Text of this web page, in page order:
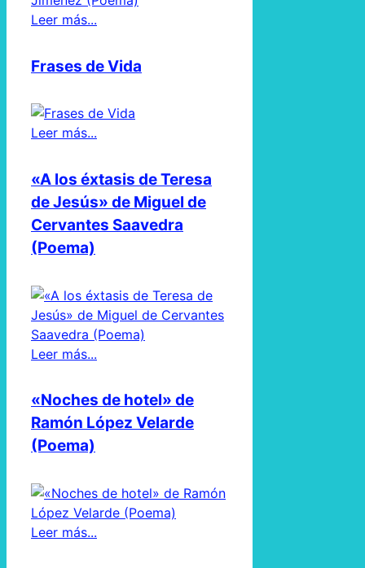
Leer más...
Frases de Vida
Leer más...
«A los éxtasis de Teresa
de Jesús» de Miguel de
Cervantes Saavedra
(Poema)
Leer más...
«Noches de hotel» de
Ramón López Velarde
(Poema)
Leer más...